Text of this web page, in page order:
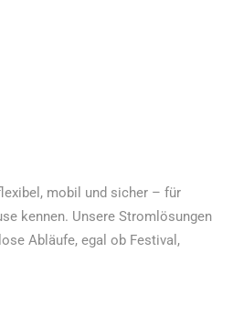
mobil und sicher – für
kennen. Unsere Stromlösungen
Abläufe, egal ob Festival,